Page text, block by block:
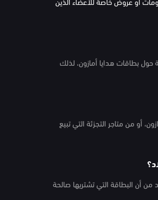
بطاقات هدايا أمازون، لذلك
أو من متاجر التجزئة التي تبيع
أن البطاقة التي تشتريها صالحة